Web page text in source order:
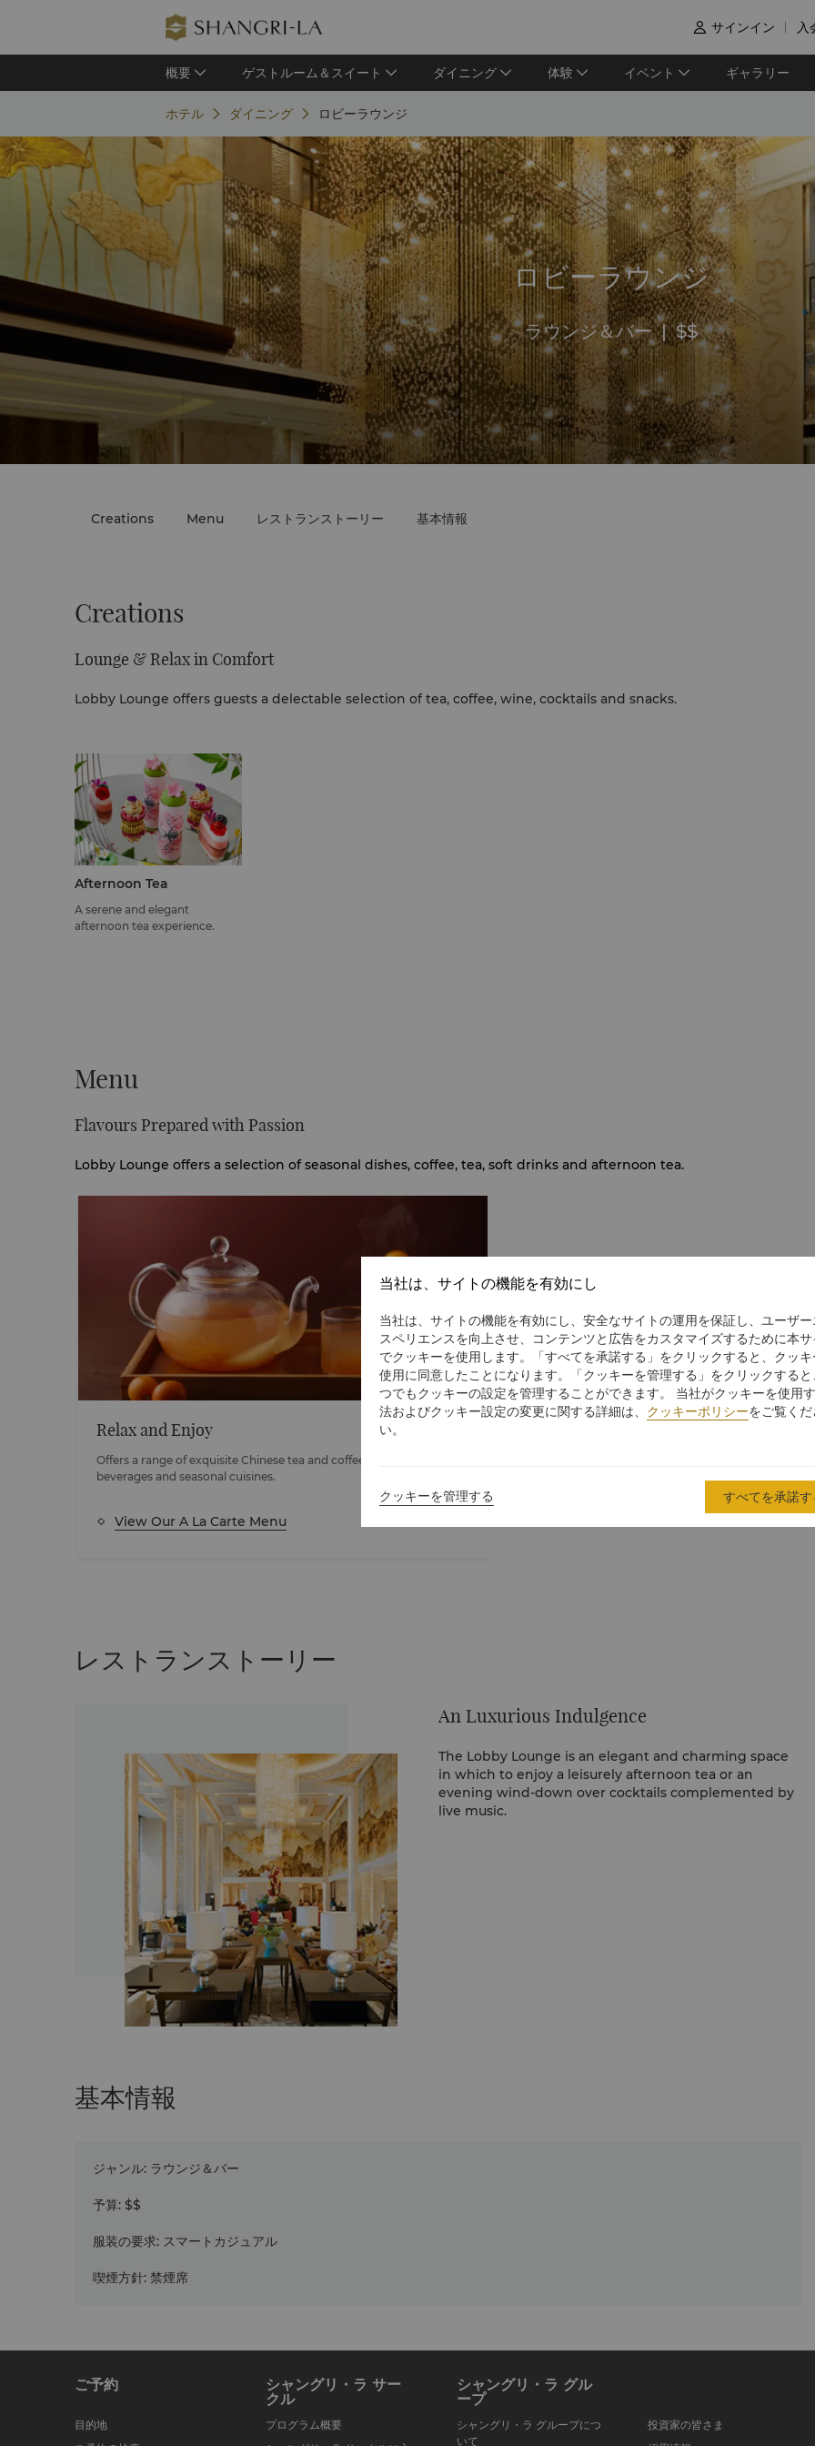
 サインイン 入
概要 ゲストルーム＆スイート ダイニング 体験 イベント ギャラリー
ホテル ダイニング ロビーラウンジ
ロビーラウンジ
ラウンジ＆バー | $$
Creations Menu レストランストーリー 基本情報
Creations
Lounge & Relax in Comfort
Lobby Lounge offers guests a delectable selection of tea, coffee, wine, cocktails and snacks.
Afternoon Tea
A serene and elegant
afternoon tea experience.
Menu
Flavours Prepared with Passion
Lobby Lounge offers a selection of seasonal dishes, coffee, tea, soft drinks and afternoon tea.
Relax and Enjoy
Offers a range of exquisite Chinese tea and coffee, healthy
beverages and seasonal cuisines.
View Our A La Carte Menu
レストランストーリー
An Luxurious Indulgence
The Lobby Lounge is an elegant and charming space
in which to enjoy a leisurely afternoon tea or an
evening wind-down over cocktails complemented by
live music.
基本情報
ジャンル: ラウンジ＆バー
予算: $$
服装の要求: スマートカジュアル
喫煙方針: 禁煙席
ご予約
目的地
シャングリ・ラ サー
クル
プログラム概要
シャングリ・ラ グル
ープ
シャングリ・ラ グループにつ
いて
投資家の皆さま
当社は、サイトの機能を有効にし
当社は、サイトの機能を有効にし、安全なサイトの運用を保証し、ユーザー
スペリエンスを向上させ、コンテンツと広告をカスタマイズするために本サ
でクッキーを使用します。「すべてを承諾する」をクリックすると、クッ
使用に同意したことになります。「クッキーを管理する」をクリックする
つでもクッキーの設定を管理することができます。 当社がクッキーを使用
法およびクッキー設定の変更に関する詳細は、 クッキーポリシーをご覧くだ
い。
クッキーを管理する すべてを承諾す